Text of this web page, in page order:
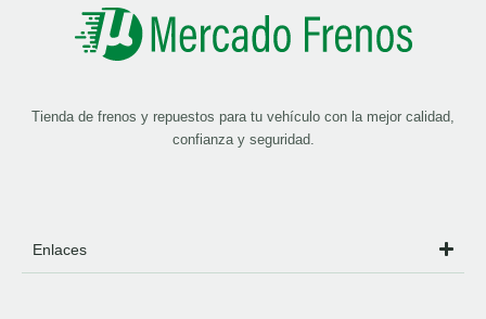
Tienda de frenos y repuestos para tu vehículo con la mejor calidad,
confianza y seguridad.
Enlaces